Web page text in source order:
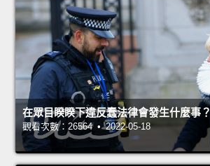
在眾目睽睽下違反蠢法律會發生什麼事？
觀看次數：26564 • 2022-05-18